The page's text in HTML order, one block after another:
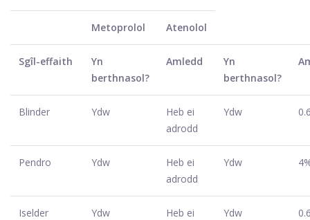
Metoprolol Atenolol
Sgîl-effaith
Yn
berthnasol?
Amledd
Yn
berthnasol?
Blinder Ydw
Heb ei
adrodd
Ydw
Pendro Ydw
Heb ei
adrodd
Ydw
Iselder Ydw
Heb ei
Ydw